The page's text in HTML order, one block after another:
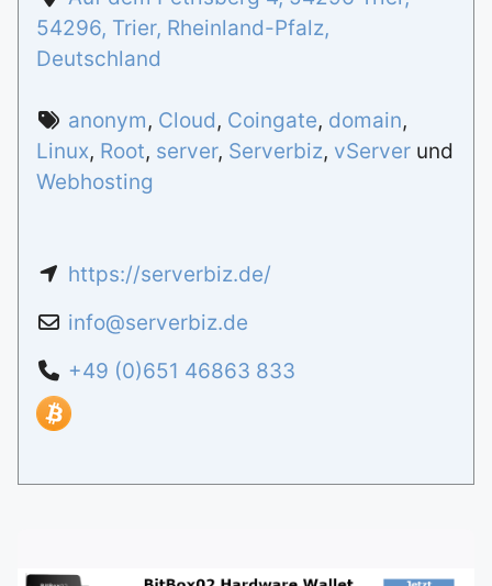
54296, Trier, Rheinland-Pfalz,
Deutschland
anonym, Cloud, Coingate, domain,
Linux, Root, server, Serverbiz, vServer und
Webhosting
https://serverbiz.de/
info@serverbiz.de
+49 (0)651 46863 833